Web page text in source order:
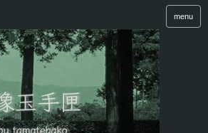
menu